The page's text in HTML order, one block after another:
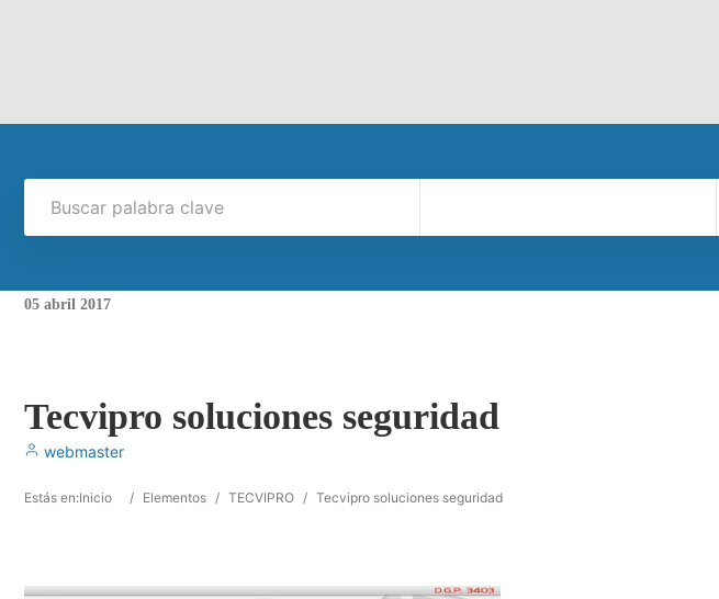
05 abril 2017
Tecvipro soluciones seguridad
webmaster
Estás en:Inicio / Elementos / TECVIPRO / Tecvipro soluciones seguridad